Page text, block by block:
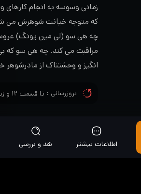
زمانی وسوسه به انجام
که متوجه خیانت شوهرش می
چه هی سو (لی مین یونگ) عروس
مراقبت می کند. چه هی سو که
انگیز و وحشتناک از
میتواند زندگی او را تغییر
بروزرسانی : تا قسمت ۱۲ و زیرنویس تا قسمت ۱۲ اضافه شد
اطلاعات بیشتر نقد و بررسی